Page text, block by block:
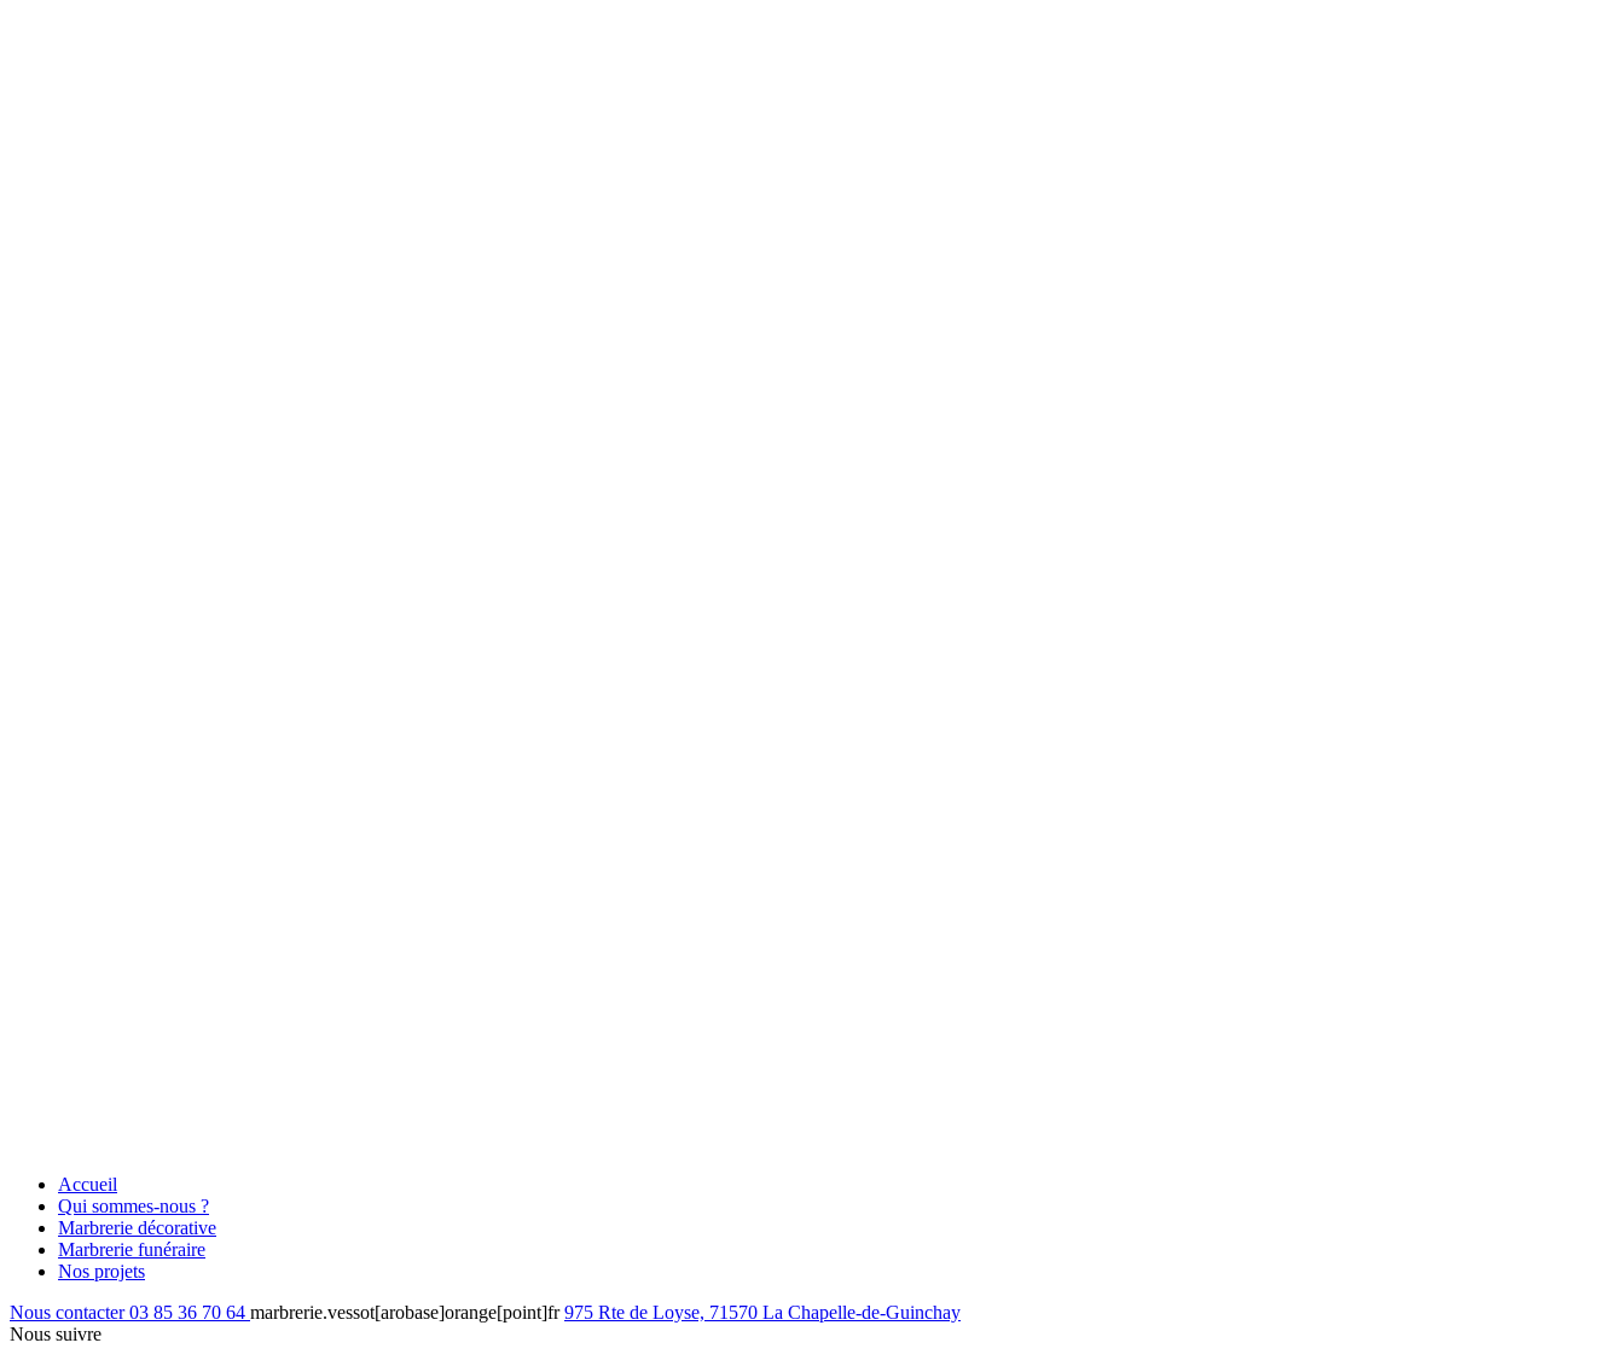
Accueil
Qui sommes-nous ?
Marbrerie décorative
Marbrerie funéraire
Nos projets
Nous contacter03 85 36 70 64 marbrerie.vessot[arobase]orange[point]fr975 Rte de Loyse, 71570 La Chapelle-de-Guinchay
Nous suivre